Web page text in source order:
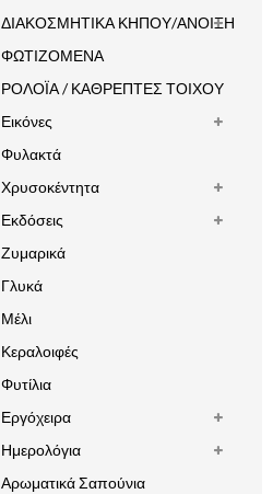
ΔΙΑΚΟΣΜΗΤΙΚΑ ΚΗΠΟΥ/ΑΝΟΙΞΗ
ΦΩΤΙΖΟΜΕΝΑ
ΡΟΛΟΪΑ / ΚΑΘΡΕΠΤΕΣ ΤΟΙΧΟΥ
Εικόνες
Φυλακτά
Χρυσοκέντητα
Εκδόσεις
Ζυμαρικά
Γλυκά
Μέλι
Κεραλοιφές
Φυτίλια
Εργόχειρα
Ημερολόγια
Αρωματικά Σαπούνια